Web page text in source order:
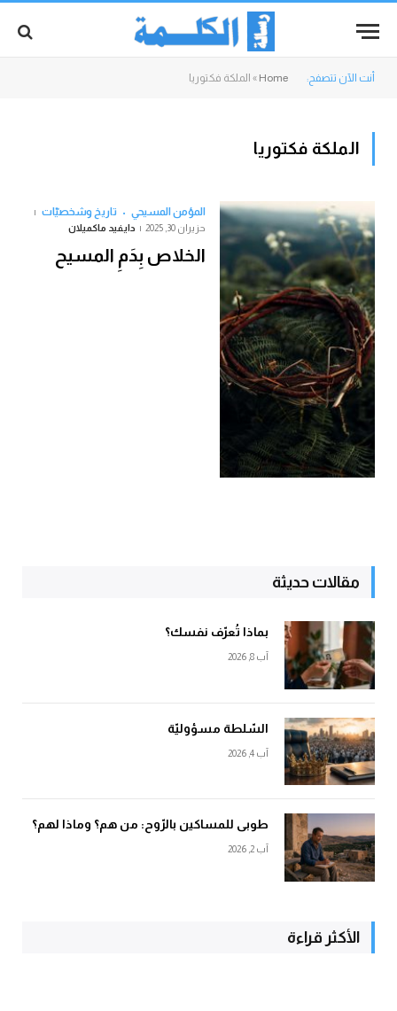
أنت الآن تتصفح: Home
» الملكة فكتوريا
الملكة فكتوريا
المؤمن المسيحي تاريخ وشخصيّات
حزيران 30, 2025 دايفيد ماكميلان
الخلاص بِدَمِ المسيح
مقالات حديثة
بماذا تُعرّف نفسك؟
آب 8, 2026
السّلطة مسؤوليّة
آب 4, 2026
طوبى للمساكين بالرّوح: من هم؟ وماذا لهم؟
آب 2, 2026
الأكثر قراءة